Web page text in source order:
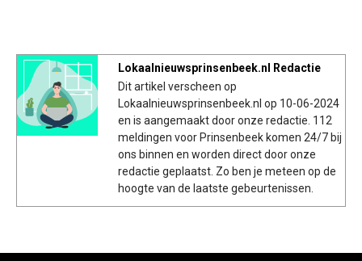
Lokaalnieuwsprinsenbeek.nl Redactie
Dit artikel verscheen op
Lokaalnieuwsprinsenbeek.nl op 10-06-2024
en is aangemaakt door onze redactie. 112
meldingen voor Prinsenbeek komen 24/7 bij
ons binnen en worden direct door onze
redactie geplaatst. Zo ben je meteen op de
hoogte van de laatste gebeurtenissen.